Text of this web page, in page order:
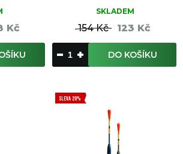
Kč
SKLADEM
154 Kč 123 Kč
DO KOŠÍKU
SLEVA 20%